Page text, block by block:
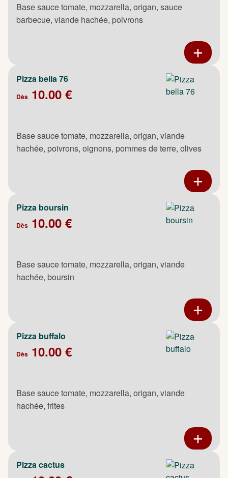
Base sauce tomate, mozzarella, origan, sauce
barbecue, viande hachée, poivrons
Pizza bella 76
Dès 10.00 €
Base sauce tomate, mozzarella, origan, viande
hachée, poivrons, oignons, pommes de terre, olives
Pizza boursin
Dès 10.00 €
Base sauce tomate, mozzarella, origan, viande
hachée, boursin
Pizza buffalo
Dès 10.00 €
Base sauce tomate, mozzarella, origan, viande
hachée, frites
Pizza cactus